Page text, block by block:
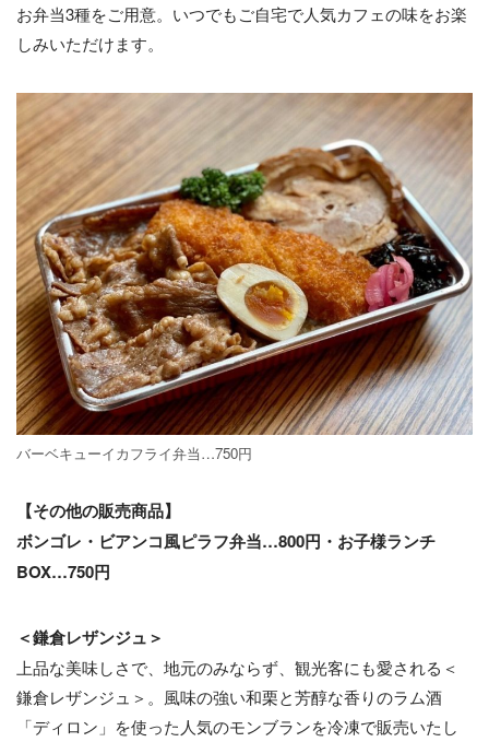
お弁当3種をご用意。いつでもご自宅で人気カフェの味をお楽
しみいただけます。
バーベキューイカフライ弁当…750円
【その他の販売商品】
ボンゴレ・ビアンコ風ピラフ弁当…800円・お子様ランチ
BOX…750円
＜鎌倉レザンジュ＞
上品な美味しさで、地元のみならず、観光客にも愛される＜
鎌倉レザンジュ＞。風味の強い和栗と芳醇な香りのラム酒
「ディロン」を使った人気のモンブランを冷凍で販売いたし